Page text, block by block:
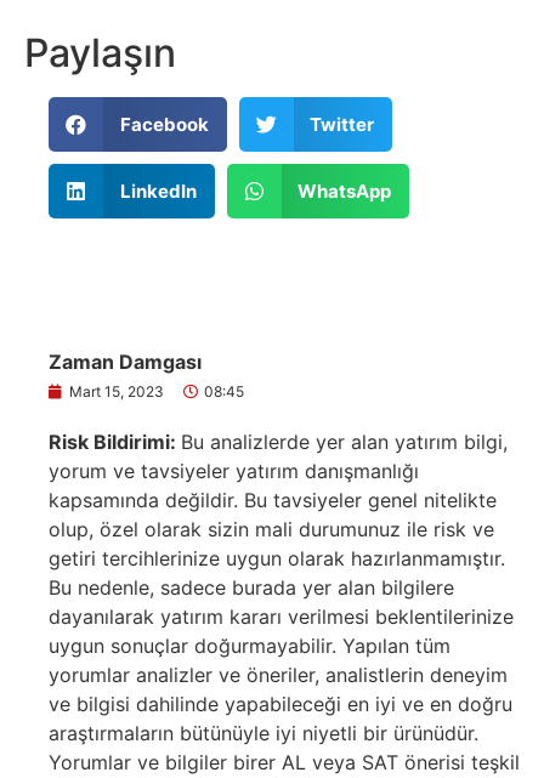
Paylaşın
Facebook Twitter
LinkedIn WhatsApp
Zaman Damgası
Mart 15, 2023 08:45
Risk Bildirimi: Bu analizlerde yer alan yatırım bilgi,
yorum ve tavsiyeler yatırım danışmanlığı
kapsamında değildir. Bu tavsiyeler genel nitelikte
olup, özel olarak sizin mali durumunuz ile risk ve
getiri tercihlerinize uygun olarak hazırlanmamıştır.
Bu nedenle, sadece burada yer alan bilgilere
dayanılarak yatırım kararı verilmesi beklentilerinize
uygun sonuçlar doğurmayabilir. Yapılan tüm
yorumlar analizler ve öneriler, analistlerin deneyim
ve bilgisi dahilinde yapabileceği en iyi ve en doğru
araştırmaların bütünüyle iyi niyetli bir ürünüdür.
Yorumlar ve bilgiler birer AL veya SAT önerisi teşkil